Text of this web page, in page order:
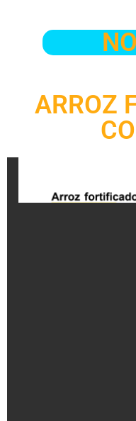
ARROZ